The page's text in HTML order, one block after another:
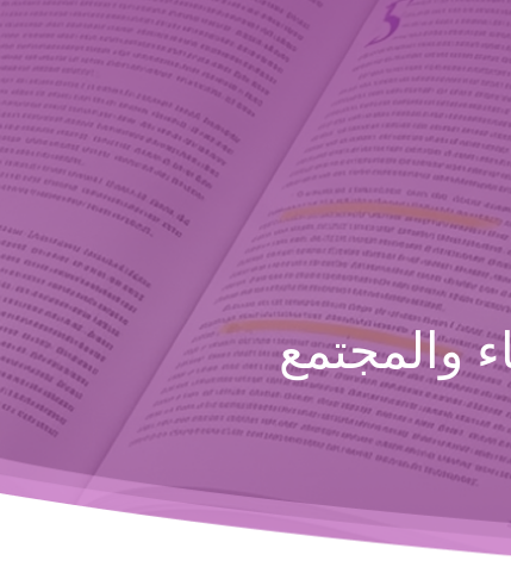
والمجتمع